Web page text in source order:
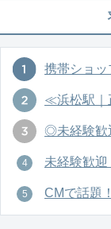
携帯ショ
≪浜松駅｜
◎未経験歓
未経験歓
CMで話題